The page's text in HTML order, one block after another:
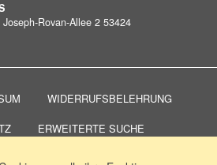
Joseph-Rovan-Allee 2 53424
WIDERRUFSBELEHRUNG
ERWEITERTE SUCHE